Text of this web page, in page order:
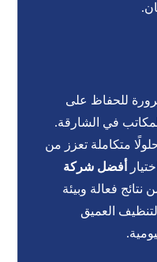
للحفاظ على
في الشارقة.
متكاملة تعزز من
أفضل شركة
نتائج فعالة وبيئة
العميق